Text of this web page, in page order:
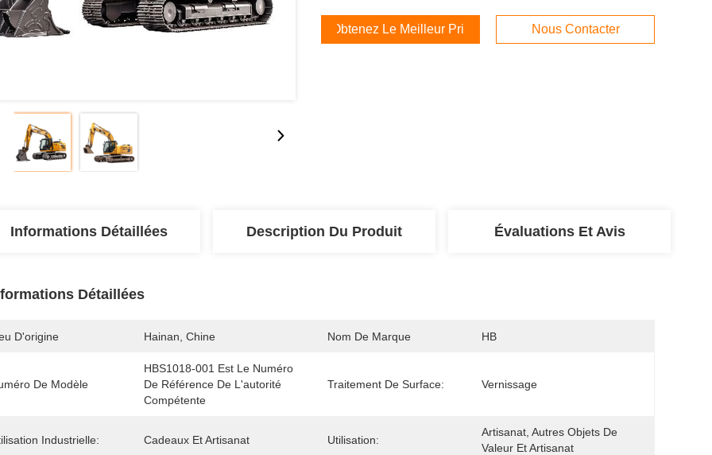
Obtenez Le Meilleur Prix Nous Contacter
Informations Détaillées Description Du Produit Évaluations Et Avis
Détaillées
D'origine Hainan, Chine Nom De Marque HB
De Modèle
HBS1018-001 Est Le Numéro
De Référence De L'autorité
Compétente
Traitement De Surface: Vernissage
Industrielle: Cadeaux Et Artisanat Utilisation:
Artisanat, Autres Objets De
Valeur Et Artisanat